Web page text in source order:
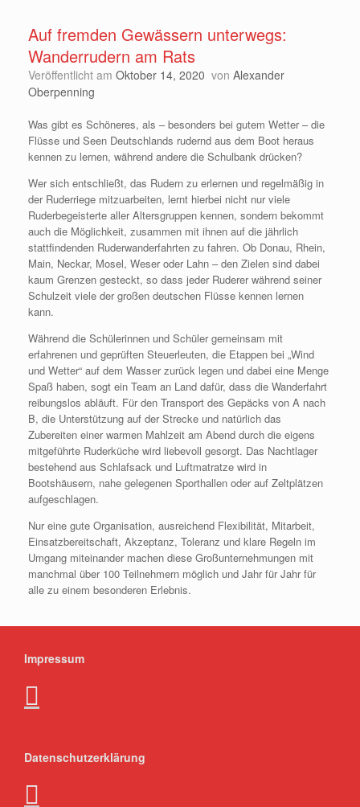
Auf fremden Gewässern unterwegs:
Wanderrudern am Rats
Veröffentlicht am Oktober 14, 2020 von Alexander
Oberpenning
Was gibt es Schöneres, als – besonders bei gutem Wetter – die
Flüsse und Seen Deutschlands rudernd aus dem Boot heraus
kennen zu lernen, während andere die Schulbank drücken?
Wer sich entschließt, das Rudern zu erlernen und regelmäßig in
der Ruderriege mitzuarbeiten, lernt hierbei nicht nur viele
Ruderbegeisterte aller Altersgruppen kennen, sondern bekommt
auch die Möglichkeit, zusammen mit ihnen auf die jährlich
stattfindenden Ruderwanderfahrten zu fahren. Ob Donau, Rhein,
Main, Neckar, Mosel, Weser oder Lahn – den Zielen sind dabei
kaum Grenzen gesteckt, so dass jeder Ruderer während seiner
Schulzeit viele der großen deutschen Flüsse kennen lernen
kann.
Während die Schülerinnen und Schüler gemeinsam mit
erfahrenen und geprüften Steuerleuten, die Etappen bei „Wind
und Wetter“ auf dem Wasser zurück legen und dabei eine Menge
Spaß haben, sogt ein Team an Land dafür, dass die Wanderfahrt
reibungslos abläuft. Für den Transport des Gepäcks von A nach
B, die Unterstützung auf der Strecke und natürlich das
Zubereiten einer warmen Mahlzeit am Abend durch die eigens
mitgeführte Ruderküche wird liebevoll gesorgt. Das Nachtlager
bestehend aus Schlafsack und Luftmatratze wird in
Bootshäusern, nahe gelegenen Sporthallen oder auf Zeltplätzen
aufgeschlagen.
Nur eine gute Organisation, ausreichend Flexibilität, Mitarbeit,
Einsatzbereitschaft, Akzeptanz, Toleranz und klare Regeln im
Umgang miteinander machen diese Großunternehmungen mit
manchmal über 100 Teilnehmern möglich und Jahr für Jahr für
alle zu einem besonderen Erlebnis.
Impressum
Datenschutzerklärung